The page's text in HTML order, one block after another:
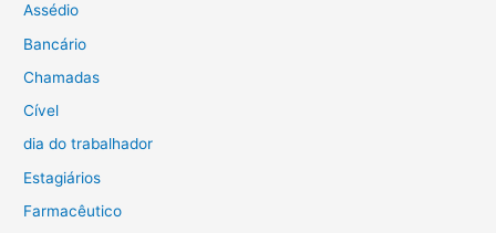
Assédio
Bancário
Chamadas
Cível
dia do trabalhador
Estagiários
Farmacêutico